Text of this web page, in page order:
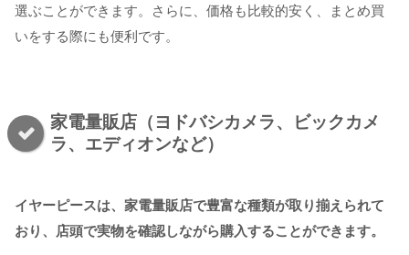
選ぶことができます。さらに、価格も比較的安く、まとめ買
いをする際にも便利です。
家電量販店（ヨドバシカメラ、ビックカメ
ラ、エディオンなど）
イヤーピースは、家電量販店で豊富な種類が取り揃えられて
おり、店頭で実物を確認しながら購入することができます。